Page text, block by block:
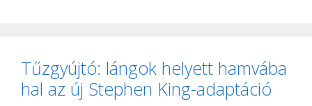
Tűzgyújtó: lángok helyett hamvába
hal az új Stephen King-adaptáció